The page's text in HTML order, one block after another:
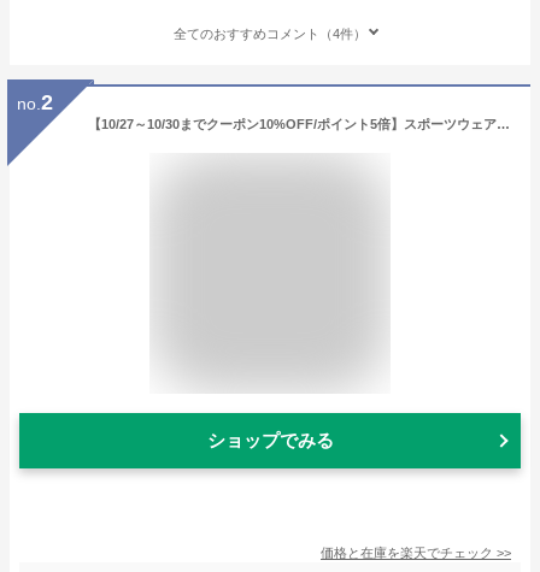
全てのおすすめコメント（4件）
no. 2
【10/27～10/30までクーポン10%OFF/ポイント5倍】スポーツウェア ジャージ 上下 レディース ランニングウェア (2720L)【 吸汗速乾 】 迷彩 上下セット セットアップ 長袖 パーカー パンツ ウォーキング フィットネス S M L LL 3L おしゃれ 運動着 部屋着 秋 冬
ショップでみる
価格と在庫を楽天でチェック >>